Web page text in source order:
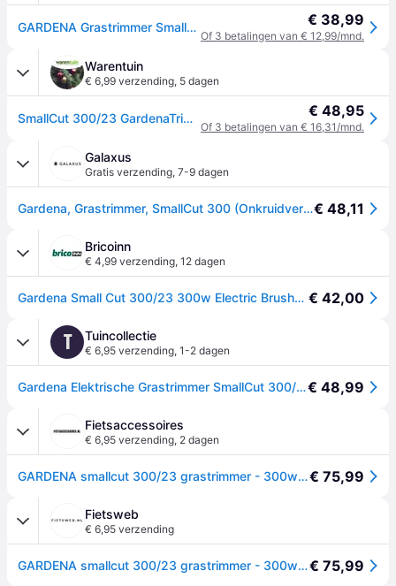
GARDENA Grastrimmer SmallCut 300/23 € 38,99
Of 3 betalingen van € 12,99/mnd.
Warentuin
€ 6,99 verzending, 5 dagen
SmallCut 300/23 GardenaTrimmer smallcut 300/23 Gardena - Gardena € 48,95
Of 3 betalingen van € 16,31/mnd.
Galaxus
Gratis verzending, 7-9 dagen
Gardena, Grastrimmer, SmallCut 300 (Onkruidverdelgers)€ 48,11
Bricoinn
€ 4,99 verzending, 12 dagen
Gardena Small Cut 300/23 300w Electric Brushcutter Zilver One Size / EU Plug 220V € 42,00
T Tuincollectie
€ 6,95 verzending, 1-2 dagen
Gardena Elektrische Grastrimmer SmallCut 300/23€ 48,99
Fietsaccessoires
€ 6,95 verzending, 2 dagen
GARDENA smallcut 300/23 grastrimmer - 300w - maaibreedte 23 cm€ 75,99
Fietsweb
€ 6,95 verzending
GARDENA smallcut 300/23 grastrimmer - 300w - maaibreedte 23 cm€ 75,99